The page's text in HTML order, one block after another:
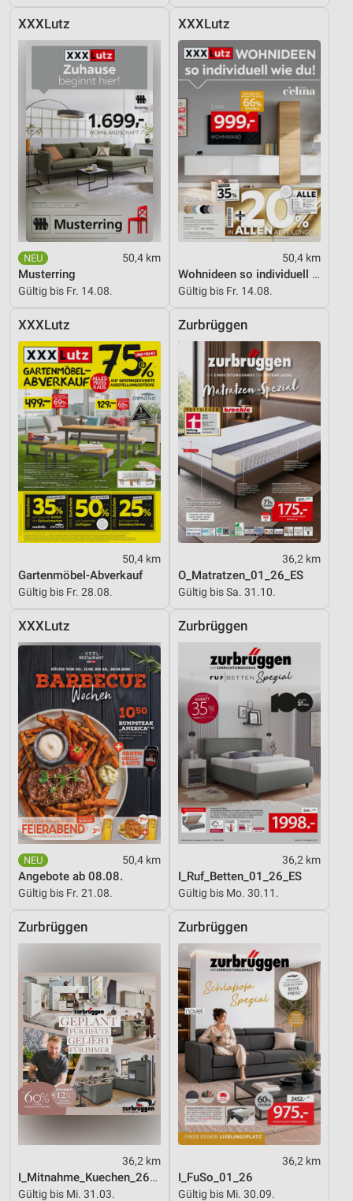
XXXLutz
50,4 km
Musterring
Gültig bis Fr. 14.08.
XXXLutz
50,4 km
Wohnideen so individuell wie du!
Gültig bis Fr. 14.08.
XXXLutz
50,4 km
Gartenmöbel-Abverkauf
Gültig bis Fr. 28.08.
Zurbrüggen
36,2 km
O_Matratzen_01_26_ES
Gültig bis Sa. 31.10.
XXXLutz
50,4 km
Angebote ab 08.08.
Gültig bis Fr. 21.08.
Zurbrüggen
36,2 km
I_Ruf_Betten_01_26_ES
Gültig bis Mo. 30.11.
Zurbrüggen
36,2 km
I_Mitnahme_Kuechen_26_ES
Gültig bis Mi. 31.03.
Zurbrüggen
36,2 km
I_FuSo_01_26
Gültig bis Mi. 30.09.